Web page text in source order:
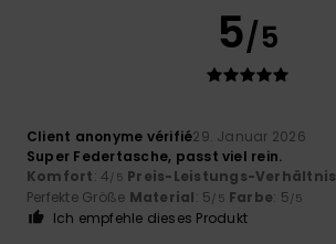
5/5
Client anonyme vérifié29. Januar 2026
Super Federtasche, passt viel rein.
Komfort: 4/5 Preis-Leistungs-Verhältnis
Perfekte Größe Material: 5/5 Farbe: 5/5
Ich empfehle dieses Produkt